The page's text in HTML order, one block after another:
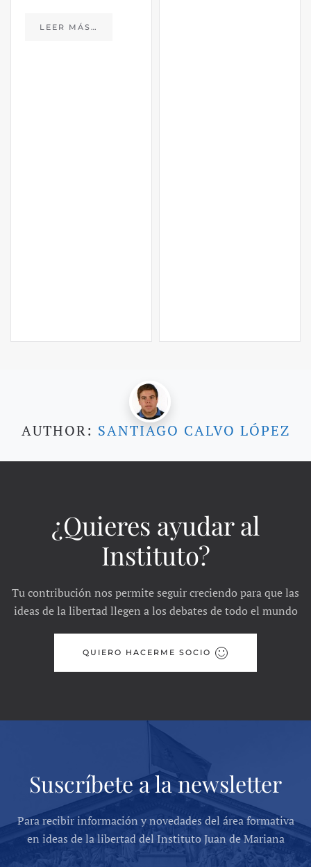
LEER MÁS…
AUTHOR: SANTIAGO CALVO LÓPEZ
¿Quieres ayudar al
Instituto?
Tu contribución nos permite seguir creciendo para que las
ideas de la libertad llegen a los debates de todo el mundo
QUIERO HACERME SOCIO
Suscríbete a la newsletter
Para recibir información y novedades del área formativa
en ideas de la libertad del Instituto Juan de Mariana